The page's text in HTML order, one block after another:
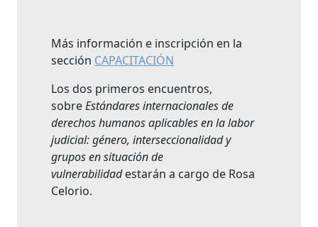
Más información e inscripción en la
sección CAPACITACIÓN
Los dos primeros encuentros,
sobreEstándares internacionales de
derechos humanos aplicables en la labor
judicial: género, interseccionalidad y
grupos en situación de
vulnerabilidadestarán a cargo de Rosa
Celorio.